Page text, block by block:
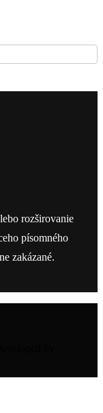
rozširovanie
písomného
zakázané.